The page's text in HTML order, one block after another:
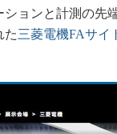
ョンと計測の先
た三菱電機FAサイ